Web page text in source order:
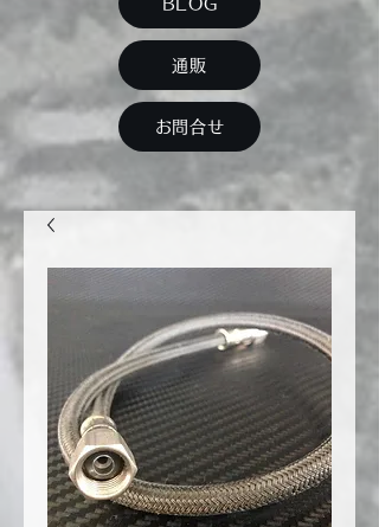
BLOG
通販
お問合せ